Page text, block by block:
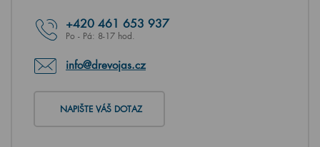
+420 461 653 937
Po - Pá: 8-17 hod.
info@drevojas.cz
NAPIŠTE VÁŠ DOTAZ